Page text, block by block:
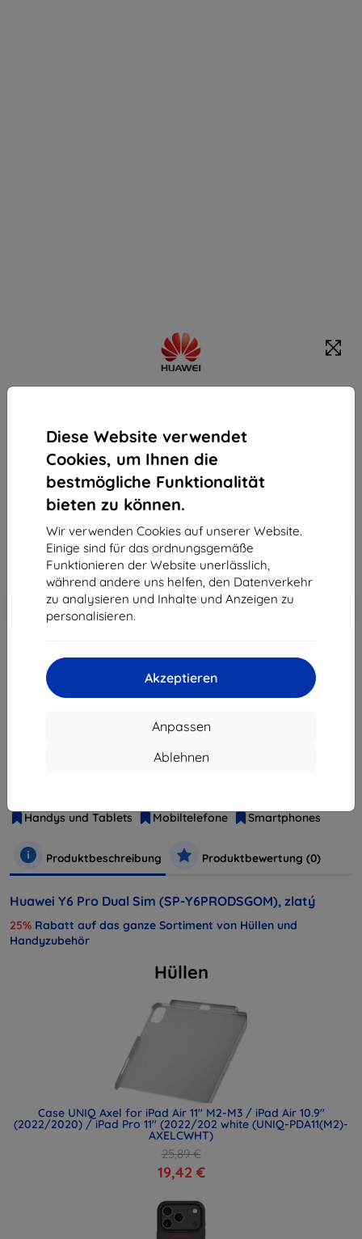
Diese Website verwendet
Cookies, um Ihnen die
bestmögliche Funktionalität
bieten zu können.
Wir verwenden Cookies auf unserer Website.
Einige sind für das ordnungsgemäße
Funktionieren der Website unerlässlich,
während andere uns helfen, den Datenverkehr
zu analysieren und Inhalte und Anzeigen zu
personalisieren.
Akzeptieren
Anpassen
Ablehnen
Mobiltelefon Huawei Y6 Pro Dual Sim (SP-
Kaufen Sie dieses Gerät und erhalten Sie
Rabatt
auf sämtliches Zubehör dafür!
169,90 €
152,90 €
ohne MWSt 128,49 €
-10%
Rabatt mit Gutschein
EXTRA10
In den
ausverkauft
Handys und Tablets
Mobiltelefone Smartphones
Produktbeschreibung Produktbewertung (0)
Huawei Y6 Pro Dual Sim (SP-Y6PRODSGOM), zlatý
25% Rabatt auf das ganze Sortiment von Hüllen und
Handyzubehör
Hüllen
Case UNIQ Axel for iPad Air 11" M2-M3 / iPad Air 10.9"
(2022/2020) / iPad Pro 11" (2022/202 white (UNIQ-PDA11(M2)-
AXELCWHT)
25,89 €
19,42 €